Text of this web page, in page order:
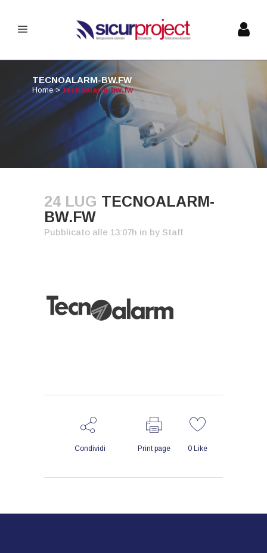
TECNOALARM-BW.FW
Home>tecnoalarm-bw.fw
24 LUG TECNOALARM-
BW.FW
Pubblicato alle 13:07h in by Staff
Condividi Print page 0 Like